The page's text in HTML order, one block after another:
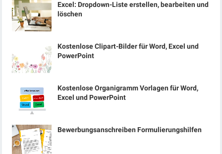
Excel: Dropdown-Liste erstellen, bearbeiten und
löschen
Kostenlose Clipart-Bilder für Word, Excel und
PowerPoint
Kostenlose Organigramm Vorlagen für Word,
Excel und PowerPoint
Bewerbungsanschreiben Formulierungshilfen